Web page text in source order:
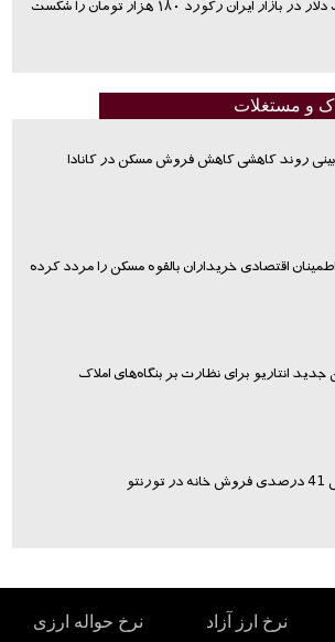
بازار ایران رکورد ۱۸۰ هزار تومان را شکست
و مستغلات
روند کاهشی کاهش فروش مسکن در کانادا
اقتصادی خریداران بالقوه مسکن را مردد کرده
جدید انتاریو برای نظارت بر بنگاه‌های املاک
نرخ ارز آزاد نرخ حواله ارزی